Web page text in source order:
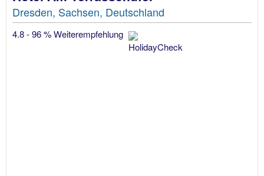
Dresden, Sachsen, Deutschland
4.8 - 96 % Weiterempfehlung